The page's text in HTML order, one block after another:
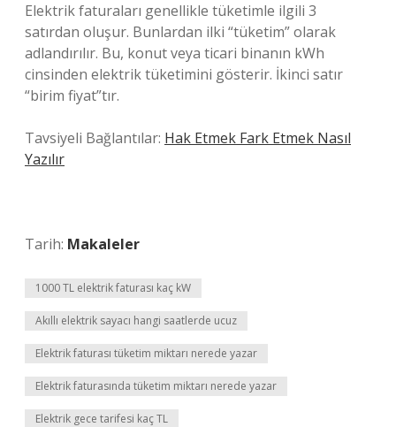
Elektrik faturaları genellikle tüketimle ilgili 3
satırdan oluşur. Bunlardan ilki “tüketim” olarak
adlandırılır. Bu, konut veya ticari binanın kWh
cinsinden elektrik tüketimini gösterir. İkinci satır
“birim fiyat”tır.
Tavsiyeli Bağlantılar: Hak Etmek Fark Etmek Nasıl
Yazılır
Tarih: Makaleler
1000 TL elektrik faturası kaç kW
Akıllı elektrik sayacı hangi saatlerde ucuz
Elektrik faturası tüketim miktarı nerede yazar
Elektrik faturasında tüketim miktarı nerede yazar
Elektrik gece tarifesi kaç TL